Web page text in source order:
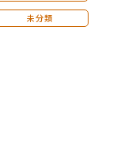
未分類